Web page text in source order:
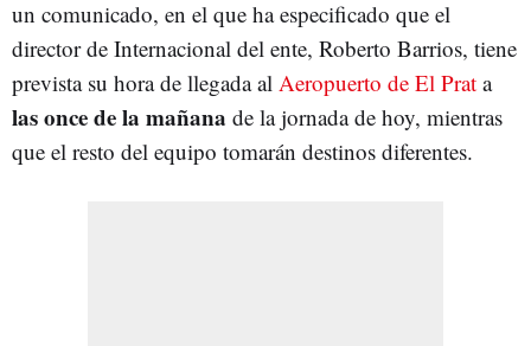
un comunicado, en el que ha especificado que el
director de Internacional del ente, Roberto Barrios, tiene
prevista su hora de llegada al Aeropuerto de El Prat a
las once de la mañana de la jornada de hoy, mientras
que el resto del equipo tomarán destinos diferentes.